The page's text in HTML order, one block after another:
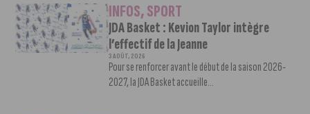
INFOS,SPORT
JDA Basket : Kevion Taylor intègre
l’effectif de la Jeanne
3 AOÛT, 2026
Pour se renforcer avant le début de la saison 2026-
2027, la JDA Basket accueille...